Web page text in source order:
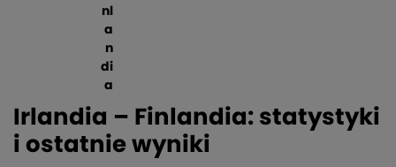
nl
a
n
di
a
Irlandia – Finlandia: statystyki
i ostatnie wyniki